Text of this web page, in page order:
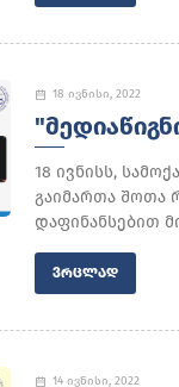
18 ივნისი, 2022
18 ივნისს,
გაიმართა შოთა
დაფინანსებით
ᲕᲠᲪᲚᲐᲓ
14 ივნისი, 2022